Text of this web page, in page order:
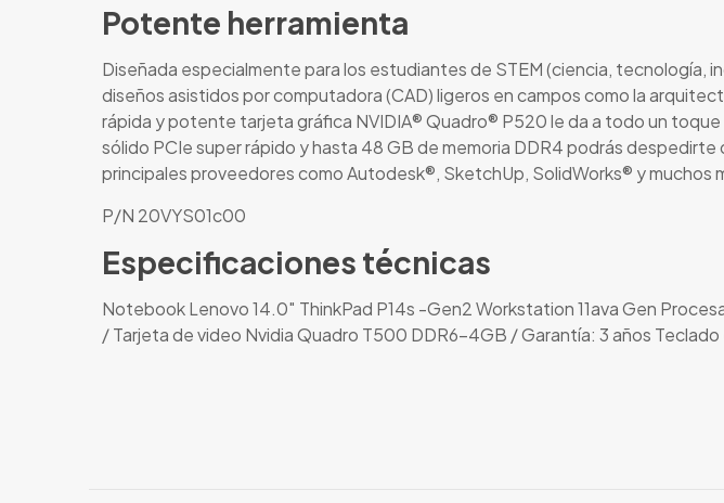
Potente herramienta
Diseñada especialmente para los estudiantes de STEM (ciencia, tecnología,
diseños asistidos por computadora (CAD) ligeros en campos como la
rápida y potente tarjeta gráfica NVIDIA® Quadro® P520 le da a todo un
sólido PCIe super rápido y hasta 48 GB de memoria DDR4 podrás
principales proveedores como Autodesk®, SketchUp, SolidWorks® y muchos
P/N 20VYS01c00
Especificaciones técnicas
Notebook Lenovo 14.0″ ThinkPad P14s -Gen2 Workstation 11ava Gen
/ Tarjeta de video Nvidia Quadro T500 DDR6-4GB / Garantía: 3 años